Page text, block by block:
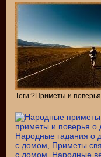
Теги:?Приметы и поверья